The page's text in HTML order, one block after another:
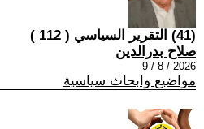
(41) التقرير السياسي ( 112 )
صلاح بدرالدين
2026 / 8 / 9
مواضيع وابحاث سياسية